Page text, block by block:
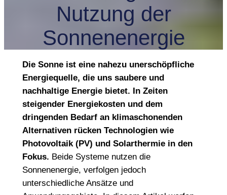
Nutzung der
Sonnenenergie
Die Sonne ist eine nahezu unerschöpfliche
Energiequelle, die uns saubere und
nachhaltige Energie bietet. In Zeiten
steigender Energiekosten und dem
dringenden Bedarf an klimaschonenden
Alternativen rücken Technologien wie
Photovoltaik (PV) und Solarthermie in den
Fokus. Beide Systeme nutzen die
Sonnenenergie, verfolgen jedoch
unterschiedliche Ansätze und